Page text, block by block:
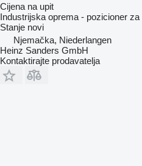
Cijena na upit
Industrijska oprema - pozicioner
Stanje novi
Njemačka, Niederlangen
Heinz Sanders GmbH
Kontaktirajte prodavatelja